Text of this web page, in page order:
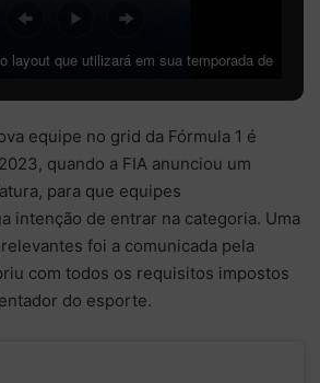
layout que utilizará em sua temporada de
equipe no grid da Fórmula 1 é
quando a FIA anunciou um
para que equipes
intenção de entrar na categoria. Uma
foi a comunicada pela
com todos os requisitos impostos
do esporte.